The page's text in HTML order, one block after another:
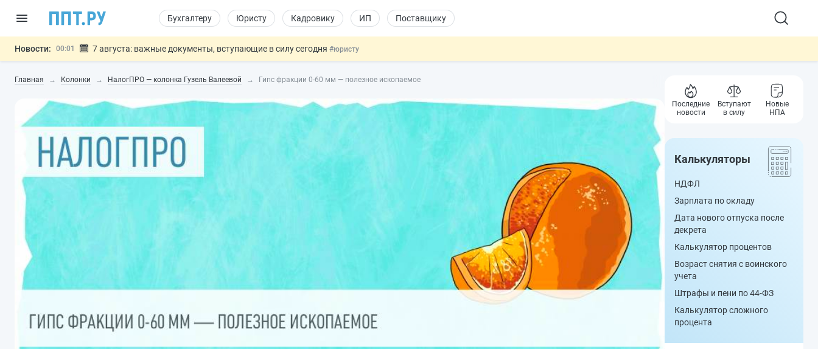
Бухгалтеру Юристу Кадровику ИП Поставщику
Новости: 00:01 7 августа: важные документы, вступающие в силу сегодня #юристу
06.08 Подписан указ об отмене спецрежима для вкладов физлиц из недружественных стран
06.08
Возврат денег за риелторские услуги при недействительных сделках: инициатива#юристу
Обеспечительный платёж СПОТ могут заменить банковской гарантией
Главная Колонки НалогПРО — колонка Гузель Валеевой Гипс фракции 0-60 мм — полезное ископаемое
Последние
новости
Вступают
в силу
Новые
НПА
Калькуляторы
НДФЛ
Зарплата по окладу
Дата нового отпуска после
декрета
Калькулятор процентов
Возраст снятия с воинского
учета
Штрафы и пени по 44-ФЗ
Калькулятор сложного
процента